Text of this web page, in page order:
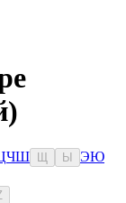
ЧШ Ы ЭЮ